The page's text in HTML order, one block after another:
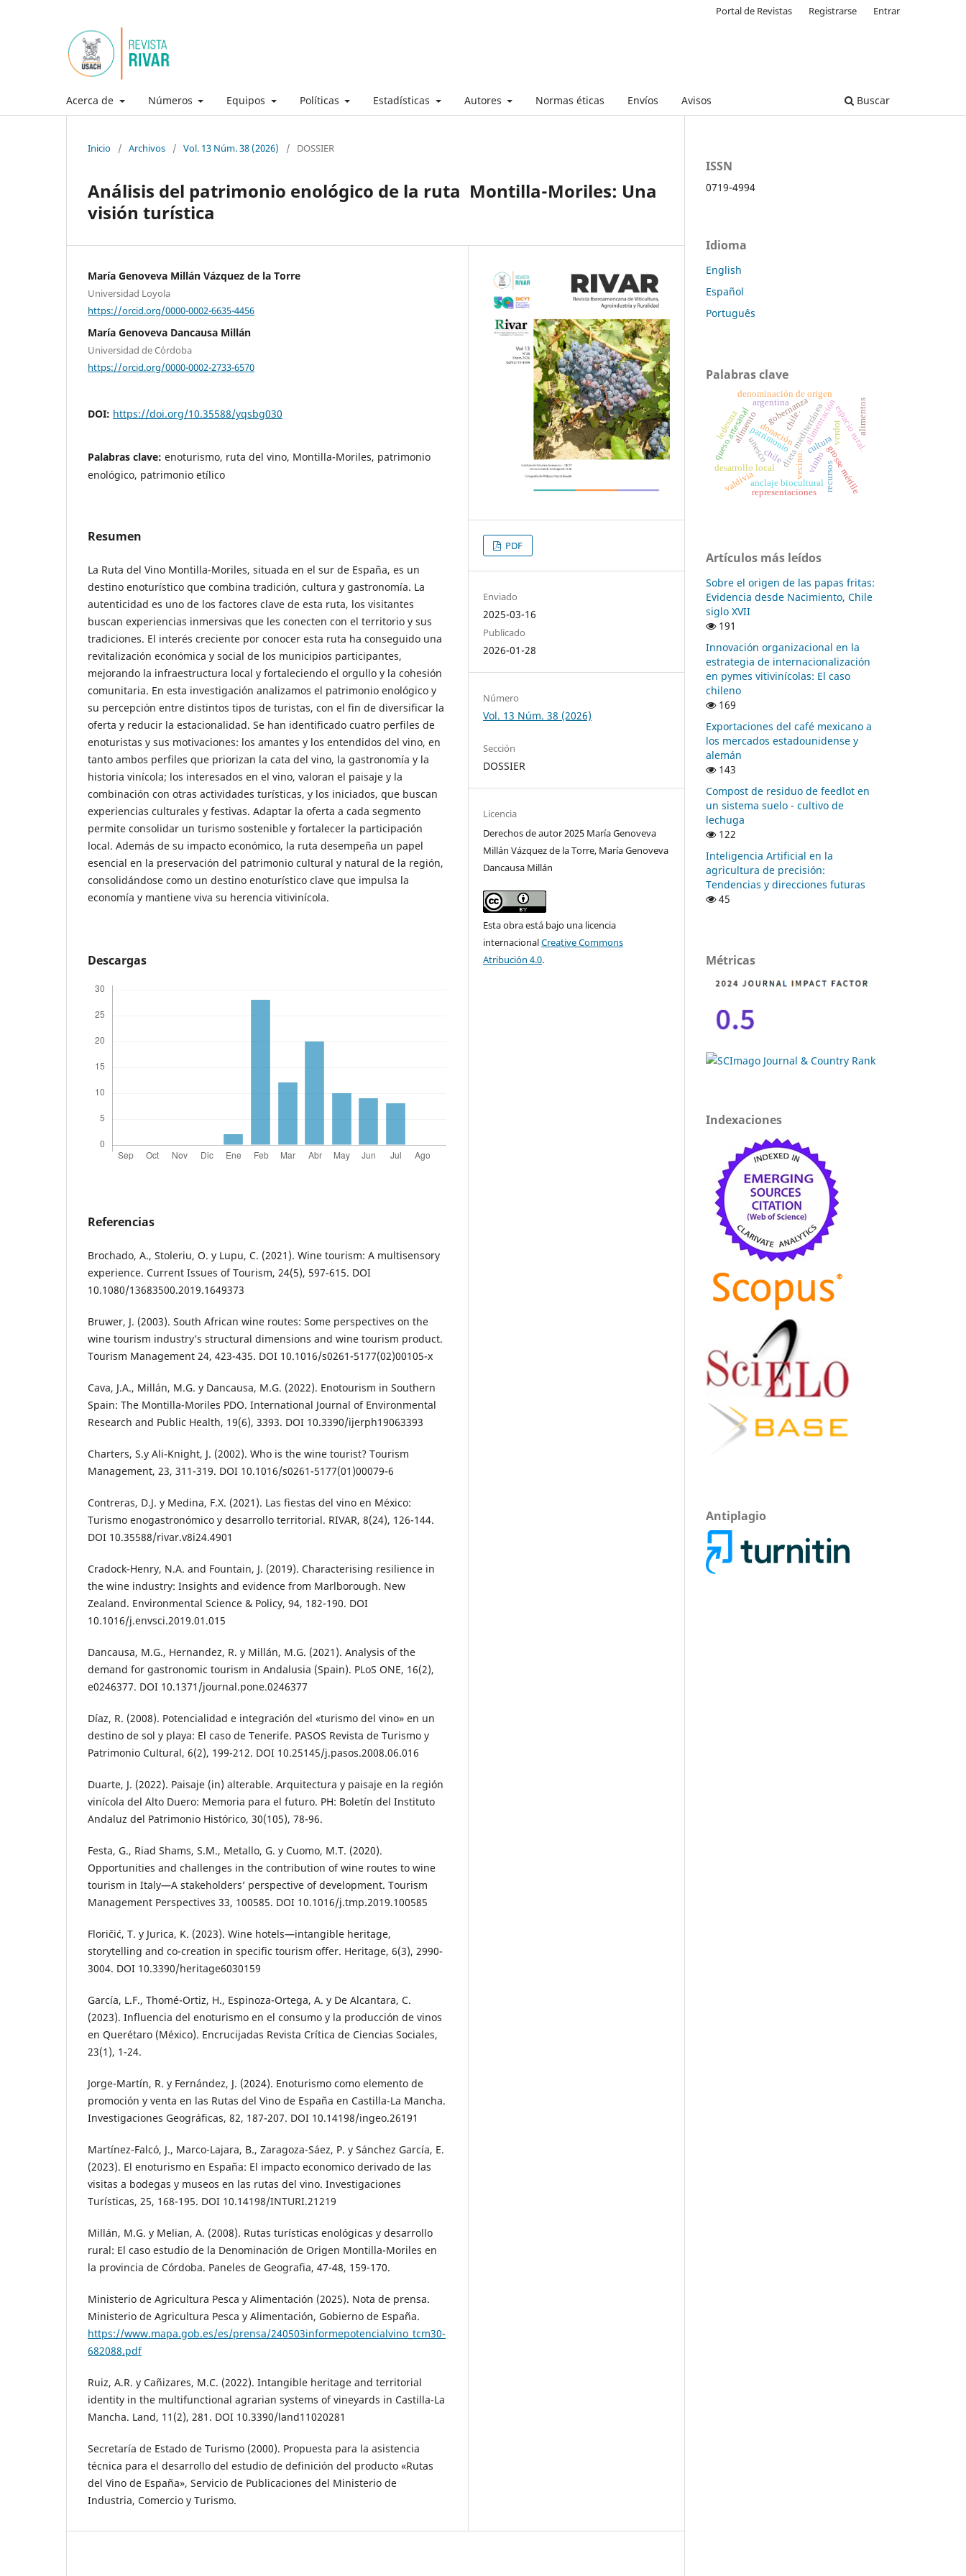
Acerca de Números Equipos Políticas Estadísticas Autores Normas éticas Envíos Avisos Buscar
Portal de Revistas Registrarse Entrar
Inicio / Archivos / Vol. 13 Núm. 38 (2026) / DOSSIER
Análisis del patrimonio enológico de la ruta Montilla-Moriles: Una
visión turística
María Genoveva Millán Vázquez de la Torre
Universidad Loyola
https://orcid.org/0000-0002-6635-4456
María Genoveva Dancausa Millán
Universidad de Córdoba
https://orcid.org/0000-0002-2733-6570
DOI: https://doi.org/10.35588/yqsbg030
Palabras clave: enoturismo, ruta del vino, Montilla-Moriles, patrimonio
enológico, patrimonio etílico
Resumen
La Ruta del Vino Montilla-Moriles, situada en el sur de España, es un
destino enoturístico que combina tradición, cultura y gastronomía. La
autenticidad es uno de los factores clave de esta ruta, los visitantes
buscan experiencias inmersivas que les conecten con el territorio y sus
tradiciones. El interés creciente por conocer esta ruta ha conseguido una
revitalización económica y social de los municipios participantes,
mejorando la infraestructura local y fortaleciendo el orgullo y la cohesión
comunitaria. En esta investigación analizamos el patrimonio enológico y
su percepción entre distintos tipos de turistas, con el fin de diversificar la
oferta y reducir la estacionalidad. Se han identificado cuatro perfiles de
enoturistas y sus motivaciones: los amantes y los entendidos del vino, en
tanto ambos perfiles que priorizan la cata del vino, la gastronomía y la
historia vinícola; los interesados en el vino, valoran el paisaje y la
combinación con otras actividades turísticas, y los iniciados, que buscan
experiencias culturales y festivas. Adaptar la oferta a cada segmento
permite consolidar un turismo sostenible y fortalecer la participación
local. Además de su impacto económico, la ruta desempeña un papel
esencial en la preservación del patrimonio cultural y natural de la región,
consolidándose como un destino enoturístico clave que impulsa la
economía y mantiene viva su herencia vitivinícola.
Descargas
Referencias
Brochado, A., Stoleriu, O. y Lupu, C. (2021). Wine tourism: A multisensory
experience. Current Issues of Tourism, 24(5), 597-615. DOI
10.1080/13683500.2019.1649373
Bruwer, J. (2003). South African wine routes: Some perspectives on the
wine tourism industry’s structural dimensions and wine tourism product.
Tourism Management 24, 423-435. DOI 10.1016/s0261-5177(02)00105-x
Cava, J.A., Millán, M.G. y Dancausa, M.G. (2022). Enotourism in Southern
Spain: The Montilla-Moriles PDO. International Journal of Environmental
Research and Public Health, 19(6), 3393. DOI 10.3390/ijerph19063393
Charters, S.y Ali-Knight, J. (2002). Who is the wine tourist? Tourism
Management, 23, 311-319. DOI 10.1016/s0261-5177(01)00079-6
Contreras, D.J. y Medina, F.X. (2021). Las fiestas del vino en México:
Turismo enogastronómico y desarrollo territorial. RIVAR, 8(24), 126-144.
DOI 10.35588/rivar.v8i24.4901
Cradock-Henry, N.A. and Fountain, J. (2019). Characterising resilience in
the wine industry: Insights and evidence from Marlborough. New
Zealand. Environmental Science & Policy, 94, 182-190. DOI
10.1016/j.envsci.2019.01.015
Dancausa, M.G., Hernandez, R. y Millán, M.G. (2021). Analysis of the
demand for gastronomic tourism in Andalusia (Spain). PLoS ONE, 16(2),
e0246377. DOI 10.1371/journal.pone.0246377
Díaz, R. (2008). Potencialidad e integración del «turismo del vino» en un
destino de sol y playa: El caso de Tenerife. PASOS Revista de Turismo y
Patrimonio Cultural, 6(2), 199-212. DOI 10.25145/j.pasos.2008.06.016
Duarte, J. (2022). Paisaje (in) alterable. Arquitectura y paisaje en la región
vinícola del Alto Duero: Memoria para el futuro. PH: Boletín del Instituto
Andaluz del Patrimonio Histórico, 30(105), 78-96.
Festa, G., Riad Shams, S.M., Metallo, G. y Cuomo, M.T. (2020).
Opportunities and challenges in the contribution of wine routes to wine
tourism in Italy—A stakeholders’ perspective of development. Tourism
Management Perspectives 33, 100585. DOI 10.1016/j.tmp.2019.100585
Floričić, T. y Jurica, K. (2023). Wine hotels—intangible heritage,
storytelling and co-creation in specific tourism offer. Heritage, 6(3), 2990-
3004. DOI 10.3390/heritage6030159
García, L.F., Thomé-Ortiz, H., Espinoza-Ortega, A. y De Alcantara, C.
(2023). Influencia del enoturismo en el consumo y la producción de vinos
en Querétaro (México). Encrucijadas Revista Crítica de Ciencias Sociales,
23(1), 1-24.
Jorge-Martín, R. y Fernández, J. (2024). Enoturismo como elemento de
promoción y venta en las Rutas del Vino de España en Castilla-La Mancha.
Investigaciones Geográficas, 82, 187-207. DOI 10.14198/ingeo.26191
Martínez-Falcó, J., Marco-Lajara, B., Zaragoza-Sáez, P. y Sánchez García, E.
(2023). El enoturismo en España: El impacto economico derivado de las
visitas a bodegas y museos en las rutas del vino. Investigaciones
Turísticas, 25, 168-195. DOI 10.14198/INTURI.21219
Millán, M.G. y Melian, A. (2008). Rutas turísticas enológicas y desarrollo
rural: El caso estudio de la Denominación de Origen Montilla-Moriles en
la provincia de Córdoba. Paneles de Geografia, 47-48, 159-170.
Ministerio de Agricultura Pesca y Alimentación (2025). Nota de prensa.
Ministerio de Agricultura Pesca y Alimentación, Gobierno de España.
https://www.mapa.gob.es/es/prensa/240503informepotencialvino_tcm30-
682088.pdf
Ruiz, A.R. y Cañizares, M.C. (2022). Intangible heritage and territorial
identity in the multifunctional agrarian systems of vineyards in Castilla-La
Mancha. Land, 11(2), 281. DOI 10.3390/land11020281
Secretaría de Estado de Turismo (2000). Propuesta para la asistencia
técnica para el desarrollo del estudio de definición del producto «Rutas
del Vino de España», Servicio de Publicaciones del Ministerio de
Industria, Comercio y Turismo.
PDF
Enviado
2025-03-16
Publicado
2026-01-28
Número
Vol. 13 Núm. 38 (2026)
Sección
DOSSIER
Licencia
Derechos de autor 2025 María Genoveva
Millán Vázquez de la Torre, María Genoveva
Dancausa Millán
Esta obra está bajo una licencia
internacionalCreative Commons
Atribución 4.0.
ISSN
0719-4994
Idioma
English
Español
Português
Palabras clave
alimentación
patrimonio cultura
unesco dieta mediterránea
alimentodonación
vecino.
gobernanza
anclaje biocultural
desarrollo local recursos
espacio rural.
argentina
queso artesanal
denominación de origen
chile.
chile
verdot
grosse mérille
valdivia
ledesma alimentos
vinho
representaciones
Artículos más leídos
Sobre el origen de las papas fritas:
Evidencia desde Nacimiento, Chile
siglo XVII
191
Innovación organizacional en la
estrategia de internacionalización
en pymes vitivinícolas: El caso
chileno
169
Exportaciones del café mexicano a
los mercados estadounidense y
alemán
143
Compost de residuo de feedlot en
un sistema suelo - cultivo de
lechuga
122
Inteligencia Artificial en la
agricultura de precisión:
Tendencias y direcciones futuras
45
Métricas
Indexaciones
Antiplagio